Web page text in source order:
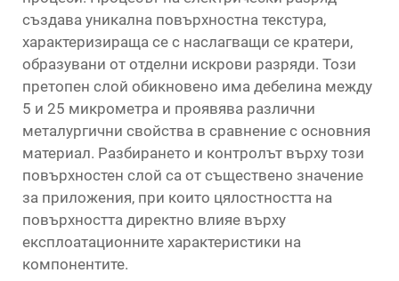
създава уникална повърхностна текстура,
характеризираща се с наслагващи се кратери,
образувани от отделни искрови разряди. Този
претопен слой обикновено има дебелина между
5 и 25 микрометра и проявява различни
металургични свойства в сравнение с основния
материал. Разбирането и контролът върху този
повърхностен слой са от съществено значение
за приложения, при които цялостността на
повърхността директно влияе върху
експлоатационните характеристики на
компонентите.